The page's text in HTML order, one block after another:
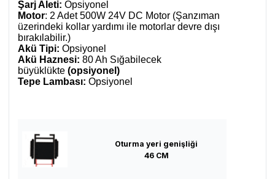
Şarj Aleti: Opsiyonel
Motor: 2 Adet 500W 24V DC Motor (Şanzıman
üzerindeki kollar yardımı ile motorlar devre dışı
bırakılabilir.)
Akü Tipi: Opsiyonel
Akü Haznesi: 80 Ah Sığabilecek
büyüklükte (opsiyonel)
Tepe Lambası: Opsiyonel
Oturma yeri genişliği
46 CM